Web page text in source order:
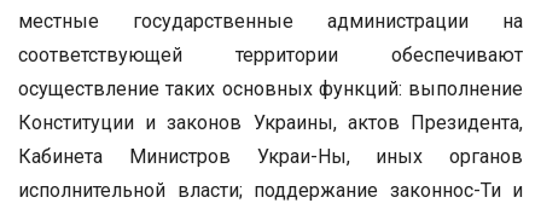
местные государственные администрации на
соответствующей территории обеспечивают
осуществление таких основных функций: выполнение
Конституции и законов Украины, актов Президента,
Кабинета Министров Украи-Ны, иных органов
исполнительной власти; поддержание законнос-Ти и